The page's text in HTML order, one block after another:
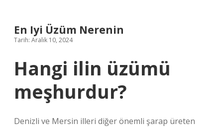
En Iyi Üzüm Nerenin
Tarih: Aralık 10, 2024
Hangi ilin üzümü
meşhurdur?
Denizli ve Mersin illeri diğer önemli şarap üreten